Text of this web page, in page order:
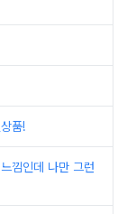
품!
낌인데 나만 그런